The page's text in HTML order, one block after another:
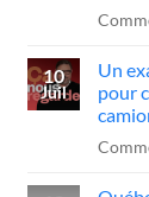
10
Juil
Un
pour